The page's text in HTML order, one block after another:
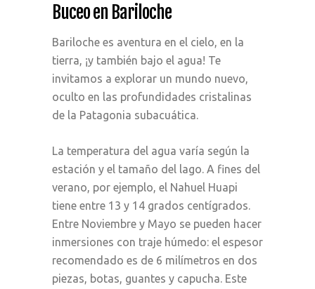
Buceo en Bariloche
Bariloche es aventura en el cielo, en la
tierra, ¡y también bajo el agua! Te
invitamos a explorar un mundo nuevo,
oculto en las profundidades cristalinas
de la Patagonia subacuática.
La temperatura del agua varía según la
estación y el tamaño del lago. A fines del
verano, por ejemplo, el Nahuel Huapi
tiene entre 13 y 14 grados centígrados.
Entre Noviembre y Mayo se pueden hacer
inmersiones con traje húmedo: el espesor
recomendado es de 6 milímetros en dos
piezas, botas, guantes y capucha. Este